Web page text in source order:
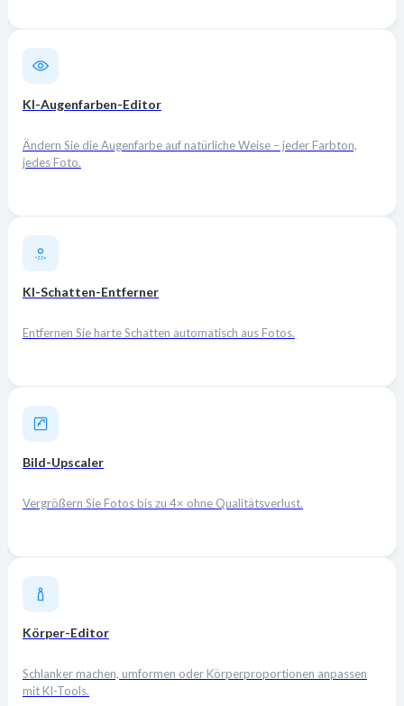
KI-Augenfarben-Editor
Ändern Sie die Augenfarbe auf natürliche Weise – jeder Farbton,
jedes Foto.
KI-Schatten-Entferner
Entfernen Sie harte Schatten automatisch aus Fotos.
Bild-Upscaler
Vergrößern Sie Fotos bis zu 4× ohne Qualitätsverlust.
Körper-Editor
Schlanker machen, umformen oder Körperproportionen anpassen
mit KI-Tools.